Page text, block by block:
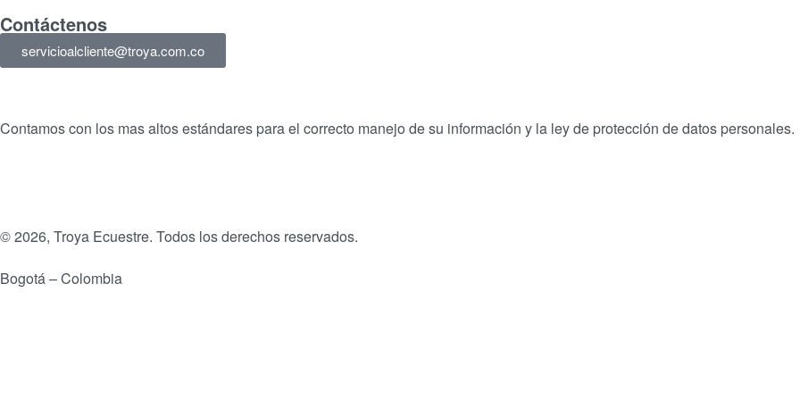
Contáctenos
servicioalcliente@troya.com.co
Contamos con los mas altos estándares para el correcto manejo de su información y la ley de protección de datos personales.
© 2026, Troya Ecuestre. Todos los derechos reservados.
Bogotá – Colombia